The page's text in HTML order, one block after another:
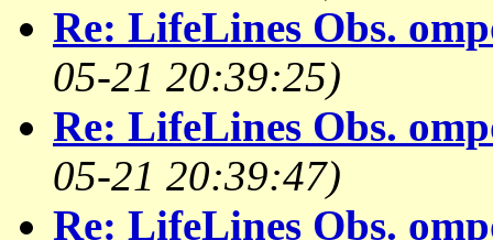
Re: LifeLines Obs.
05-21 20:39:25)
Re: LifeLines Obs.
05-21 20:39:47)
Re: LifeLines Obs.